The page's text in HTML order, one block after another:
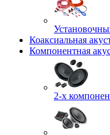
Коаксиальная
Компонентная
2-х